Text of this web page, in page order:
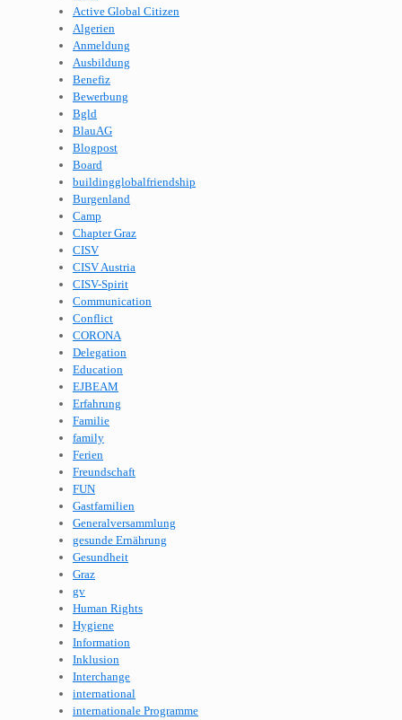
Active Global Citizen
Algerien
Anmeldung
Ausbildung
Benefiz
Bewerbung
Bgld
BlauAG
Blogpost
Board
buildingglobalfriendship
Burgenland
Camp
Chapter Graz
CISV
CISV Austria
CISV-Spirit
Communication
Conflict
CORONA
Delegation
Education
EJBEAM
Erfahrung
Familie
family
Ferien
Freundschaft
FUN
Gastfamilien
Generalversammlung
gesunde Ernährung
Gesundheit
Graz
gv
Human Rights
Hygiene
Information
Inklusion
Interchange
international
internationale Programme